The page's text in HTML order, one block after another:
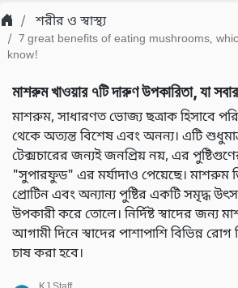
শরীর ও স্বাস্থ্য
7 great benefits of eating mushrooms,
know!
মাশরুম খাওয়ার ৭টি দারুণ উপকারিতা, যা
মাশরুম, সাধারণত ভোজ্য ছত্রাক হিসাবে
থেকে অত্যন্ত বিশেষ এবং অনন্য। এটি
টেক্সচারের জন্যই জনপ্রিয় নয়, এর
"সুপারফুড" এর মর্যাদাও পেয়েছে। মাশরুম
প্রোটিন এবং অন্যান্য পুষ্টির একটি সমৃদ্ধ
উপকারী করে তোলে। নির্দিষ্ট স্বাদের জন্য
আগামী দিনে স্বাদের পাশাপাশি বিভিন্ন
চাষ করা হবে।